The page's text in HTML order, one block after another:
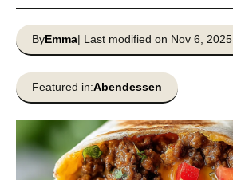
ByEmma| Last modified on Nov 6, 2025
Featured in:Abendessen